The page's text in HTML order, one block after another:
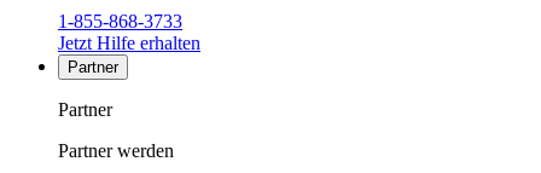
1-855-868-3733
Jetzt Hilfe erhalten
Partner
Partner
Partner werden